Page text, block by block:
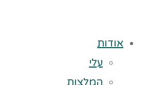
אודות
עלי
המלצות